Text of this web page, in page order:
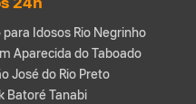
Idosos Rio Negrinho
Aparecida do Taboado
José do Rio Preto
Batoré Tanabi